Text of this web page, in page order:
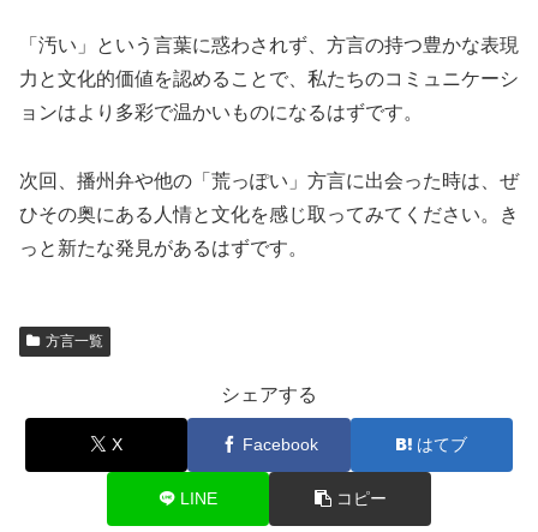
「汚い」という言葉に惑わされず、方言の持つ豊かな表現
力と文化的価値を認めることで、私たちのコミュニケーシ
ョンはより多彩で温かいものになるはずです。
次回、播州弁や他の「荒っぽい」方言に出会った時は、ぜ
ひその奥にある人情と文化を感じ取ってみてください。き
っと新たな発見があるはずです。
方言一覧
シェアする
X Facebook はてブ
LINE コピー